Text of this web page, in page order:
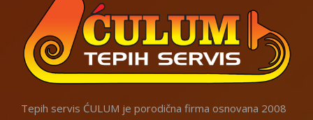
Tepih servis ĆULUM je porodična firma osnovana 2008